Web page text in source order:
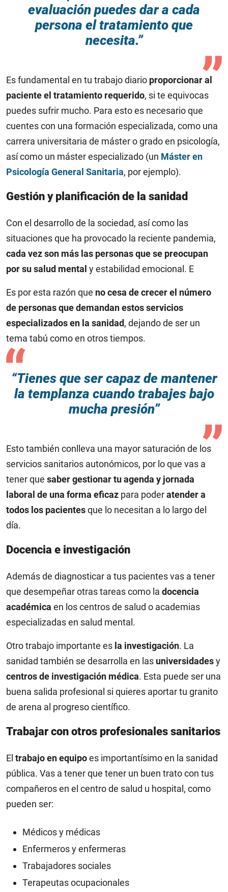
evaluación puedes dar a cada
persona el tratamiento que
necesita.”
Es fundamental en tu trabajo diario proporcionar al
paciente el tratamiento requerido, si te equivocas
puedes sufrir mucho. Para esto es necesario que
cuentes con una formación especializada, como una
carrera universitaria de máster o grado en psicología,
así como un máster especializado (un Máster en
Psicología General Sanitaria, por ejemplo).
Gestión y planificación de la sanidad
Con el desarrollo de la sociedad, así como las
situaciones que ha provocado la reciente pandemia,
cada vez son más las personas que se preocupan
por su salud mental y estabilidad emocional. E
Es por esta razón que no cesa de crecer el número
de personas que demandan estos servicios
especializados en la sanidad, dejando de ser un
tema tabú como en otros tiempos.
“Tienes que ser capaz de mantener
la templanza cuando trabajes bajo
mucha presión”
Esto también conlleva una mayor saturación de los
servicios sanitarios autonómicos, por lo que vas a
tener que saber gestionar tu agenda y jornada
laboral de una forma eficaz para poderatender a
todos los pacientesque lo necesitan a lo largo del
día.
Docencia e investigación
Además de diagnosticar a tus pacientes vas a tener
que desempeñar otras tareas como la docencia
académica en los centros de salud o academias
especializadas en salud mental.
Otro trabajo importante es la investigación. La
sanidad también se desarrolla en las universidadesy
centros de investigación médica. Esta puede ser una
buena salida profesional si quieres aportar tu granito
de arena al progreso científico.
Trabajar con otros profesionales sanitarios
El trabajo en equipoes importantísimo en la sanidad
pública. Vas a tener que tener un buen trato con tus
compañeros en el centro de salud u hospital, como
pueden ser:
Médicos y médicas
Enfermeros y enfermeras
Trabajadores sociales
Terapeutas ocupacionales